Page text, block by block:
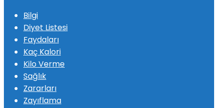
Bilgi
Diyet Listesi
Faydaları
Kaç Kalori
Kilo Verme
Sağlık
Zararları
Zayıflama